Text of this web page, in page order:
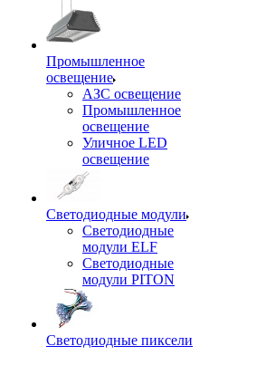
Промышленное
освещение
АЗС освещение
Промышленное
освещение
Уличное LED
освещение
Светодиодные модули
Светодиодные
модули ELF
Светодиодные
модули PITON
Светодиодные пиксели